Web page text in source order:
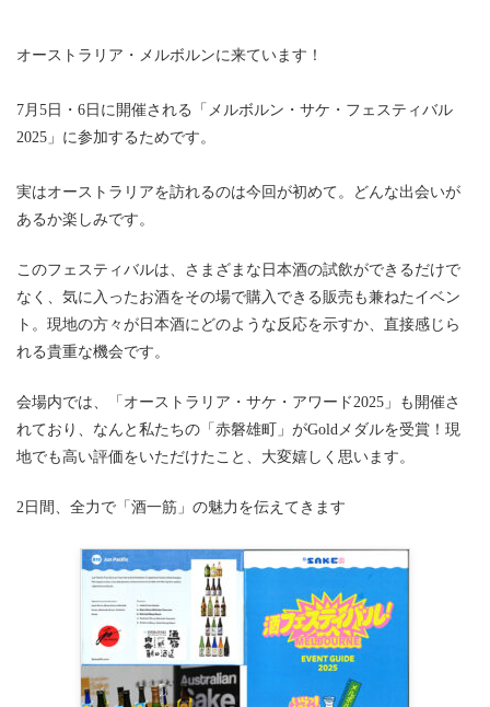
オーストラリア・メルボルンに来ています！
7月5日・6日に開催される「メルボルン・サケ・フェスティバル
2025」に参加するためです。
実はオーストラリアを訪れるのは今回が初めて。どんな出会いが
あるか楽しみです。
このフェスティバルは、さまざまな日本酒の試飲ができるだけで
なく、気に入ったお酒をその場で購入できる販売も兼ねたイベン
ト。現地の方々が日本酒にどのような反応を示すか、直接感じら
れる貴重な機会です。
会場内では、「オーストラリア・サケ・アワード2025」も開催さ
れており、なんと私たちの「赤磐雄町」がGoldメダルを受賞！現
地でも高い評価をいただけたこと、大変嬉しく思います。
2日間、全力で「酒一筋」の魅力を伝えてきます